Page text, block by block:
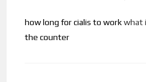
how long for cialis to workwhat
the counter